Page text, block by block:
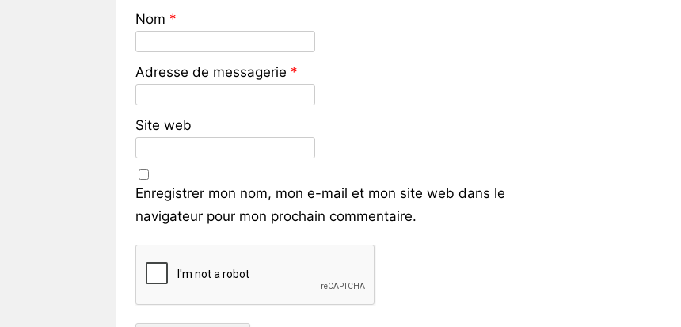
Nom *
Adresse de messagerie *
Site web
Enregistrer mon nom, mon e-mail et mon site web dans le
navigateur pour mon prochain commentaire.